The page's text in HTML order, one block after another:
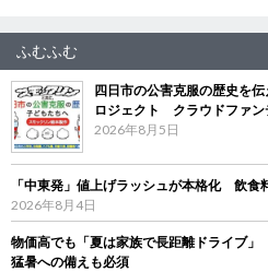
ふむふむ
四日市の公害克服の歴史を
ロジェクト クラウドファン
2026年8月5日
「中東発」値上げラッシュが本格化 飲食
2026年8月4日
物価高でも「夏は家族で長距離ドライブ
猛暑への備えも必須